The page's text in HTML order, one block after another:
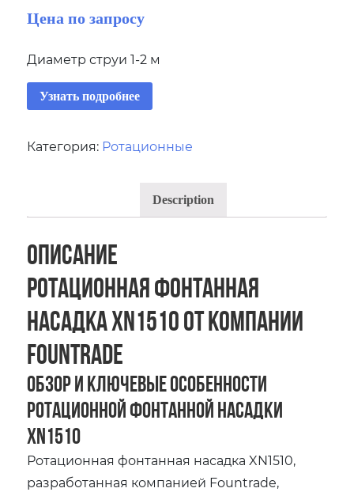
Цена по запросу
Диаметр струи 1-2 м
Узнать подробнее
Категория: Ротационные
Description
Описание
Ротационная фонтанная
насадка XN1510 от компании
Fountrade
Обзор и ключевые особенности
ротационной фонтанной насадки
XN1510
Ротационная фонтанная насадка XN1510,
разработанная компанией Fountrade,